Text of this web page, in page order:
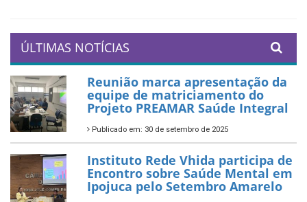
ÚLTIMAS NOTÍCIAS
Reunião marca apresentação da
equipe de matriciamento do
Projeto PREAMAR Saúde Integral
Publicado em: 30 de setembro de 2025
Instituto Rede Vhida participa de
Encontro sobre Saúde Mental em
Ipojuca pelo Setembro Amarelo